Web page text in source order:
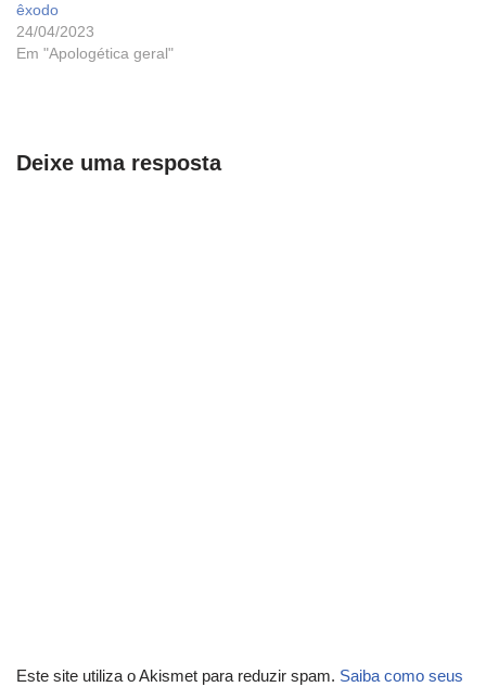
êxodo
24/04/2023
Em "Apologética geral"
Deixe uma resposta
Este site utiliza o Akismet para reduzir spam. Saiba como seus